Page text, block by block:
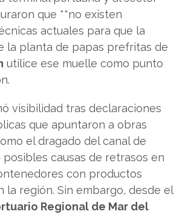
que **no existen
actuales para que la
la planta de papas prefritas de
utilice ese muelle como punto
visibilidad tras declaraciones
que apuntaron a obras
el dragado del canal de
posibles causas de retrasos en
con productos
la región. Sin embargo, desde el
Regional de Mar del